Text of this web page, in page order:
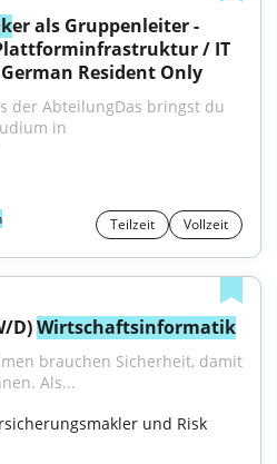
er als Gruppenleiter -
/ IT
Resident Only
der AbteilungDas bringst du
Teilzeit Vollzeit
D) Wirtschaftsinformatik
brauchen Sicherheit, damit
Als...
und Risk